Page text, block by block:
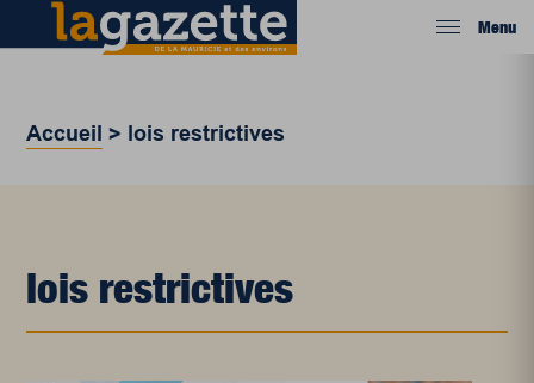
Menu
Accueil > lois restrictives
lois restrictives